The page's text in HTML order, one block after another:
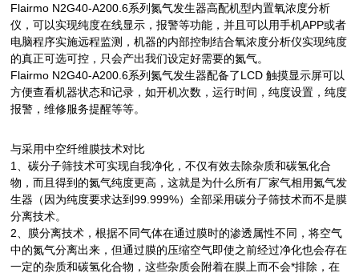
Flairmo N2G40-A200.6系列氮气发生器高配机型内置氧浓度分析
仪，可以实现纯度在线显示，报警等功能，并且可以用手机APP或者
电脑程序实施远程监测，机器的内部控制结合氧浓度分析仪实现纯度
的真正可选可控，只会产出我们设定好需要的氮气。
Flairmo N2G40-A200.6系列氮气发生器配备了LCD触摸显示屏可以
方便查看机器状态和记录，如开机次数，运行时间，纯度设置，纯度
报警，维修服务提醒等等。
与采用中空纤维膜技术对比
1、碳分子筛技术可实现自我净化，不仅有效去除杂质和碳氢化合
物，而且得到的氮气纯度更高，这就是为什么所有厂家气相用氮气发
生器（因为纯度要求达到99.999%）全部采用碳分子筛技术而不是膜
分离技术。
2、膜分离技术，根据不同气体在通过膜时的渗透属性不同，将空气
中的氮气分离出来，但通过膜的压缩空气即使之前经过净化也会存在
一定的杂质和碳氢化合物，这些杂质会附着在膜上而不会*排除，在